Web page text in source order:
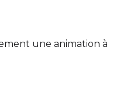
une animation à